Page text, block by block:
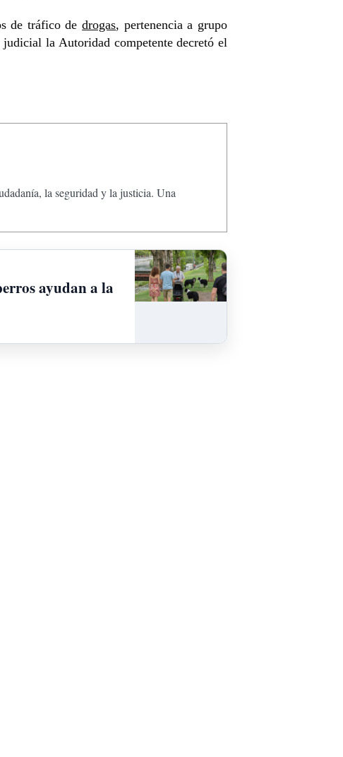
de tráfico dedrogas, pertenencia a grupo
la Autoridad competente decretó el
la seguridad y la justicia. Una
ayudan a la